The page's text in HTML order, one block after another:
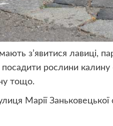
з’явитися лавиці,
рослини
тощо.
Марії